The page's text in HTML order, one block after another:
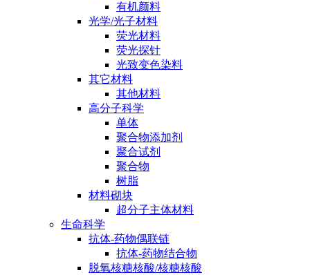
有机颜料
光学/光子材料
荧光材料
荧光探针
光致变色染料
其它材料
其他材料
高分子科学
单体
聚合物添加剂
聚合试剂
聚合物
树脂
材料砌块
超分子主体材料
生命科学
抗体-药物偶联链
抗体-药物结合物
脱氧核糖核酸/核糖核酸